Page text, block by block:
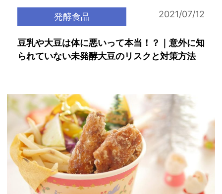
発酵食品 2021/07/12
豆乳や大豆は体に悪いって本当！？｜意外に知
られていない未発酵大豆のリスクと対策方法